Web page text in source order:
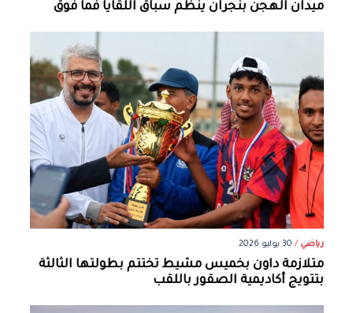
ميدان الهجن بنجران ينظّم سباق اللقايا فما فوق
رياضي / 30 يوليو 2026
متلازمة داون بخميس مشيط تختتم بطولتها الثالثة
بتتويج أكاديمية الصقور باللقب